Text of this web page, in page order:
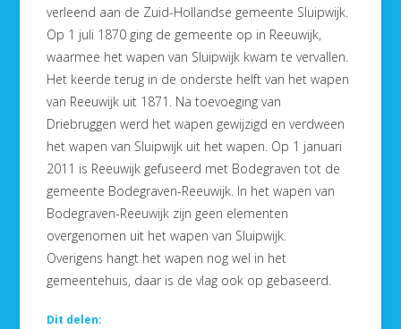
verleend aan de Zuid-Hollandse gemeente Sluipwijk.
Op 1 juli 1870 ging de gemeente op in Reeuwijk,
waarmee het wapen van Sluipwijk kwam te vervallen.
Het keerde terug in de onderste helft van het wapen
van Reeuwijk uit 1871. Na toevoeging van
Driebruggen werd het wapen gewijzigd en verdween
het wapen van Sluipwijk uit het wapen. Op 1 januari
2011 is Reeuwijk gefuseerd met Bodegraven tot de
gemeente Bodegraven-Reeuwijk. In het wapen van
Bodegraven-Reeuwijk zijn geen elementen
overgenomen uit het wapen van Sluipwijk.
Overigens hangt het wapen nog wel in het
gemeentehuis, daar is de vlag ook op gebaseerd.
Dit delen: